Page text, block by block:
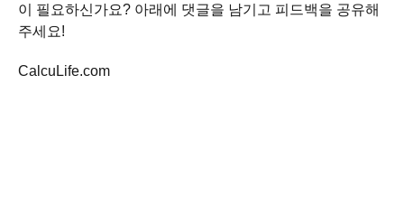
이 필요하신가요? 아래에 댓글을 남기고 피드백을 공유해
주세요!
CalcuLife.com